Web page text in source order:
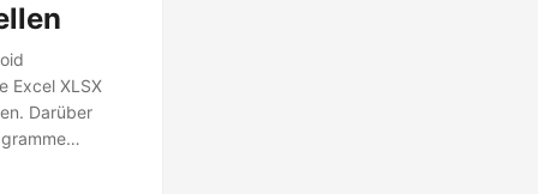
Excel XLSX
Darüber